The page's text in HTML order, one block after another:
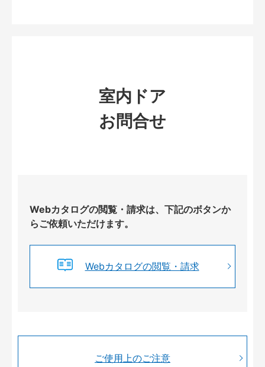
室内ドア
お問合せ
Webカタログの閲覧・請求は、下記のボタンか
らご依頼いただけます。
Webカタログの閲覧・請求
ご使用上のご注意